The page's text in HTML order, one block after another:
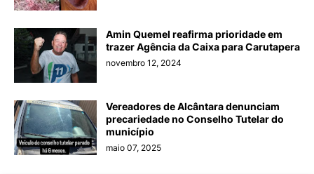
Amin Quemel reafirma prioridade em
trazer Agência da Caixa para Carutapera
novembro 12, 2024
Vereadores de Alcântara denunciam
precariedade no Conselho Tutelar do
município
maio 07, 2025